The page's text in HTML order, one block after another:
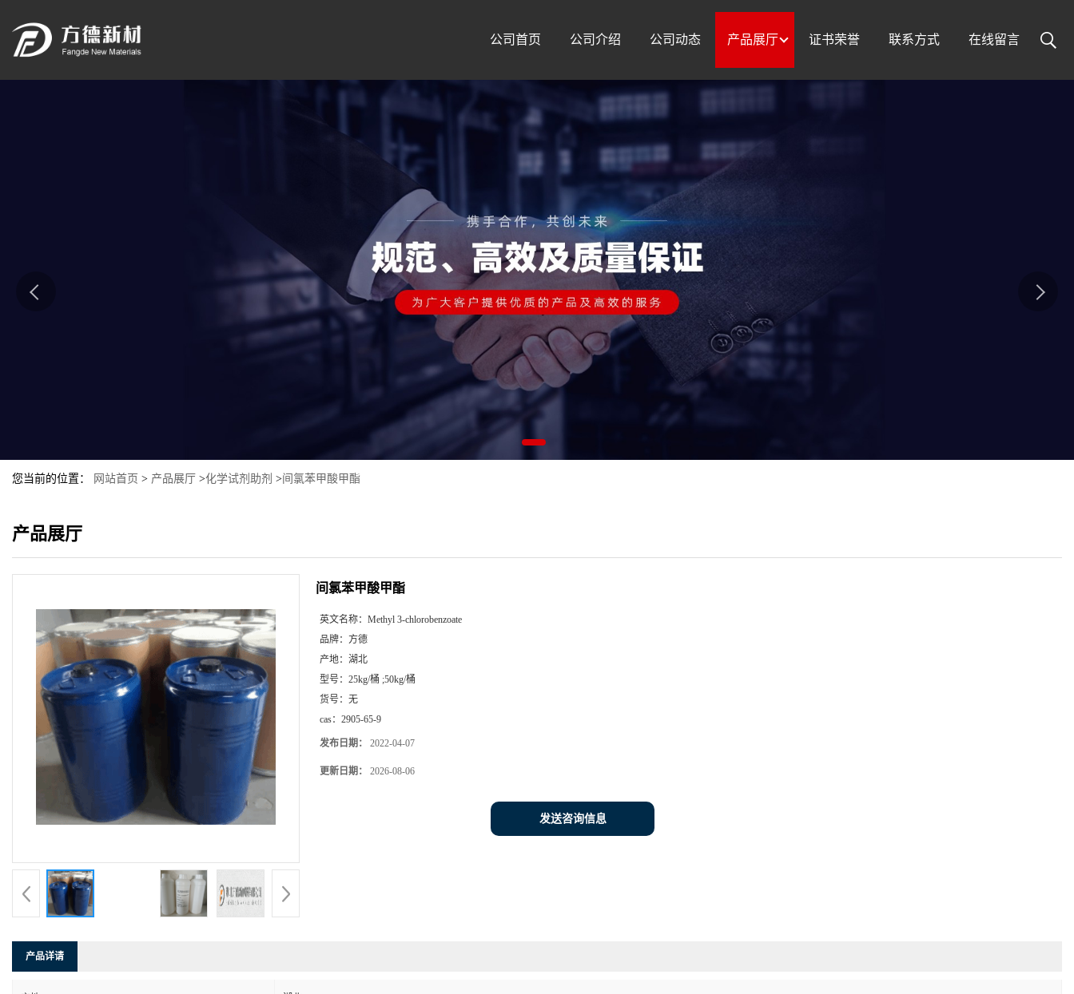
公司首页 公司介绍 公司动态 产品展厅 证书荣誉 联系方式 在线留言
您当前的位置： 网站首页 > 产品展厅 >化学试剂助剂 >间氯苯甲酸甲酯
产品展厅
间氯苯甲酸甲酯
英文名称： Methyl 3-chlorobenzoate
品牌： 方德
产地： 湖北
型号： 25kg/桶 ;50kg/桶
货号： 无
cas： 2905-65-9
发布日期： 2022-04-07
更新日期： 2026-08-06
发送咨询信息
产品详请